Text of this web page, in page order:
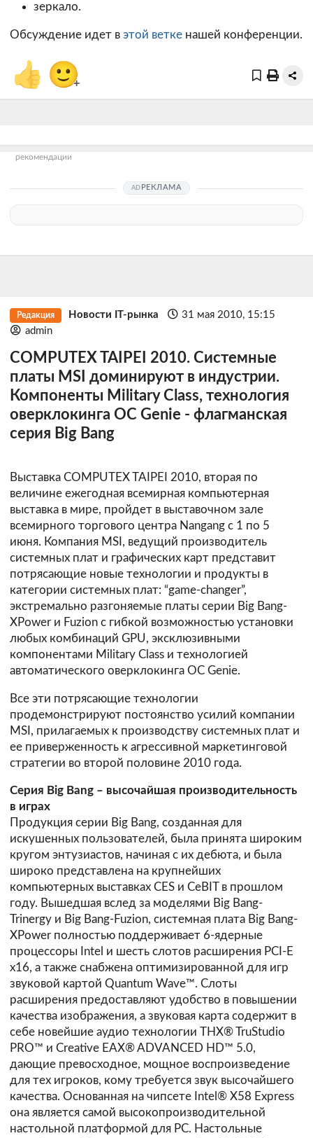
зеркало.
Обсуждение идет в этой ветке нашей конференции.
👍 🙂+
рекомендации
РЕКЛАМА
Редакция Новости IT-рынка
31 мая 2010, 15:15
admin
COMPUTEX TAIPEI 2010. Системные
платы MSI доминируют в индустрии.
Компоненты Military Class, технология
оверклокинга OC Genie - флагманская
серия Big Bang
Выставка COMPUTEX TAIPEI 2010, вторая по
величине ежегодная всемирная компьютерная
выставка в мире, пройдет в выставочном зале
всемирного торгового центра Nangang с 1 по 5
июня. Компания MSI, ведущий производитель
системных плат и графических карт представит
потрясающие новые технологии и продукты в
категории системных плат: “game-changer”,
экстремально разгоняемые платы серии Big Bang-
XPower и Fuzion с гибкой возможностью установки
любых комбинаций GPU, эксклюзивными
компонентами Military Class и технологией
автоматического оверклокинга OC Genie.
Все эти потрясающие технологии
продемонстрируют постоянство усилий компании
MSI, прилагаемых к производству системных плат и
ее приверженность к агрессивной маркетинговой
стратегии во второй половине 2010 года.
Серия Big Bang – высочайшая производительность
в играх
Продукция серии Big Bang, созданная для
искушенных пользователей, была принята широким
кругом энтузиастов, начиная с их дебюта, и была
широко представлена на крупнейших
компьютерных выставках CES и CeBIT в прошлом
году. Вышедшая вслед за моделями Big Bang-
Trinergy и Big Bang-Fuzion, системная плата Big Bang-
XPower полностью поддерживает 6-ядерные
процессоры Intel и шесть слотов расширения PCI-E
x16, а также снабжена оптимизированной для игр
звуковой картой Quantum Wave™. Слоты
расширения предоставляют удобство в повышении
качества изображения, а звуковая карта содержит в
себе новейшие аудио технологии THX® TruStudio
PRO™ и Creative EAX® ADVANCED HD™ 5.0,
дающие превосходное, мощное воспроизведение
для тех игроков, кому требуется звук высочайшего
качества. Основанная на чипсете Intel® X58 Express
она является самой высокопроизводительной
настольной платформой для PC. Настольные